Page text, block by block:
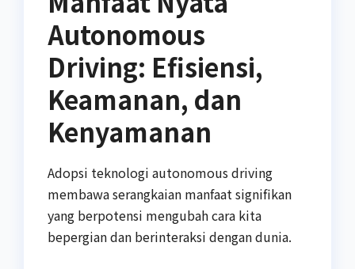
Autonomous
Driving: Efisiensi,
Keamanan, dan
Kenyamanan
Adopsi teknologi autonomous driving
membawa serangkaian manfaat signifikan
yang berpotensi mengubah cara kita
bepergian dan berinteraksi dengan dunia.